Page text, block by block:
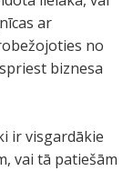
ar
no
biznesa
ir visgardākie
vai tā patiešām